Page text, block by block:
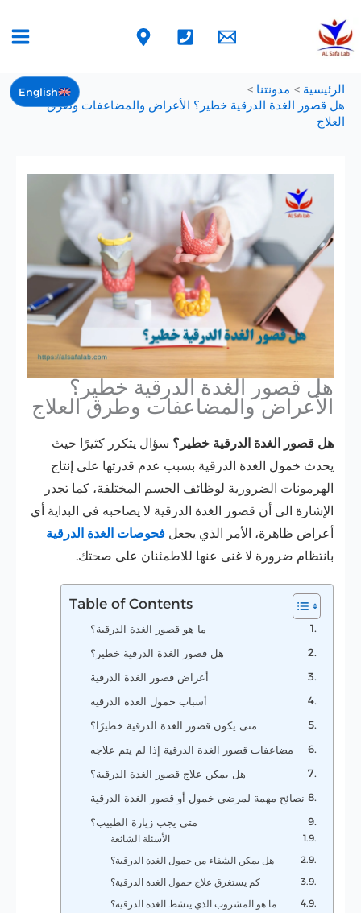
English
إلى
المحتوى
الرئيسية
مدونتنا
هل قصور الغدة الدرقية خطير؟ الأعراض والمضاعفات وطرق
العلاج
هل قصور الغدة الدرقية خطير؟
الأعراض والمضاعفات وطرق العلاج
هل قصور الغدة الدرقية خطير؟ سؤال يتكرر كثيرًا حيث
يحدث خمول الغدة الدرقية بسبب عدم قدرتها على إنتاج
الهرمونات الضرورية لوظائف الجسم المختلفة، كما تجدر
الإشارة الى أن قصور الغدة الدرقية لا يصاحبه في البداية أي
أعراض ظاهرة، الأمر الذي يجعل فحوصات الغدة الدرقية
بانتظام ضرورة لا غنى عنها للاطمئنان على صحتك.
Table of Contents
ما هو قصور الغدة الدرقية؟
هل قصور الغدة الدرقية خطير؟
أعراض قصور الغدة الدرقية
أسباب خمول الغدة الدرقية
متى يكون قصور الغدة الدرقية خطيرًا؟
مضاعفات قصور الغدة الدرقية إذا لم يتم علاجه
هل يمكن علاج قصور الغدة الدرقية؟
نصائح مهمة لمرضى خمول أو قصور الغدة الدرقية
متى يجب زيارة الطبيب؟
الأسئلة الشائعة
هل يمكن الشفاء من خمول الغدة الدرقية؟
كم يستغرق علاج خمول الغدة الدرقية؟
ما هو المشروب الذي ينشط الغدة الدرقية؟